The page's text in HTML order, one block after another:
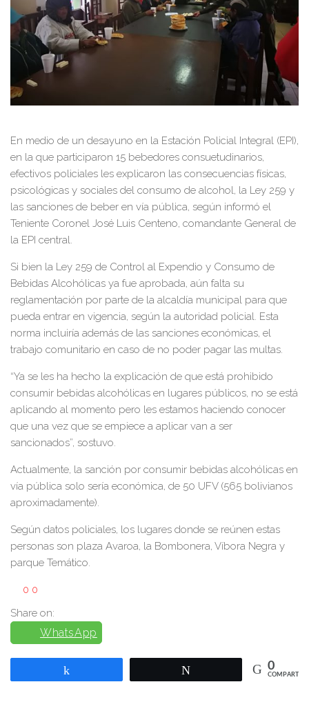
En medio de un desayuno en la Estación Policial Integral (EPI),
en la que participaron 15 bebedores consuetudinarios,
efectivos policiales les explicaron las consecuencias físicas,
psicológicas y sociales del consumo de alcohol, la Ley 259 y
las sanciones de beber en vía pública, según informó el
Teniente Coronel José Luis Centeno, comandante General de
la EPI central.
Si bien la Ley 259 de Control al Expendio y Consumo de
Bebidas Alcohólicas ya fue aprobada, aún falta su
reglamentación por parte de la alcaldía municipal para que
pueda entrar en vigencia, según la autoridad policial. Esta
norma incluiría además de las sanciones económicas, el
trabajo comunitario en caso de no poder pagar las multas.
“Ya se les ha hecho la explicación de que está prohibido
consumir bebidas alcohólicas en lugares públicos, no se está
aplicando al momento pero les estamos haciendo conocer
que una vez que se empiece a aplicar van a ser
sancionados”, sostuvo.
Actualmente, la sanción por consumir bebidas alcohólicas en
vía pública solo sería económica, de 50 UFV (565 bolivianos
aproximadamente).
Según datos policiales, los lugares donde se reúnen estas
personas son plaza Avaroa, la Bombonera, Víbora Negra y
parque Temático.
0 0
Share on:
WhatsApp
0
COMPARTIR